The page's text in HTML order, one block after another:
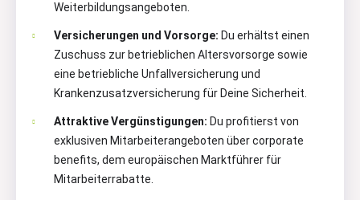
Weiterbildungsangeboten.
Versicherungen und Vorsorge: Du erhältst einen
Zuschuss zur betrieblichen Altersvorsorge sowie
eine betriebliche Unfallversicherung und
Krankenzusatzversicherung für Deine Sicherheit.
Attraktive Vergünstigungen: Du profitierst von
exklusiven Mitarbeiterangeboten über corporate
benefits, dem europäischen Marktführer für
Mitarbeiterrabatte.